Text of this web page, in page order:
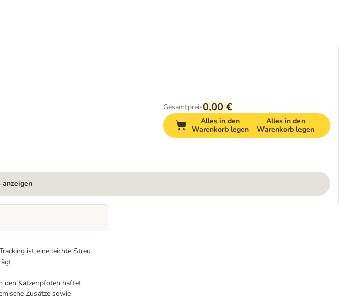
Gesamtpreis0,00 €
Alles in den
Warenkorb legen
Alles in den
Warenkorb legen
anzeigen
ist eine leichte Streu
den Katzenpfoten haftet
Zusätze sowie